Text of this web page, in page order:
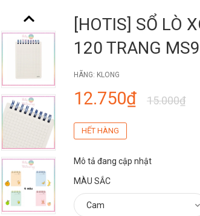
[HOTIS] SỔ LÒ
120 TRANG
HÃNG: KLONG
12.750₫ 15.000₫
HẾT HÀNG
Mô tả đang cập nhật
MÀU SẮC